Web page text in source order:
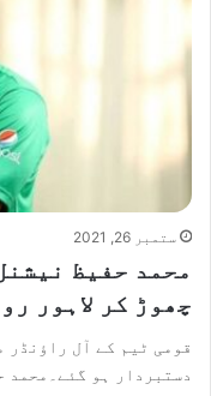
ستمبر 26, 2021
محمد حفیظ
چھوڑ کر لاہور
قومی ٹیم کے آل راؤنڈر
دستبردار ہو